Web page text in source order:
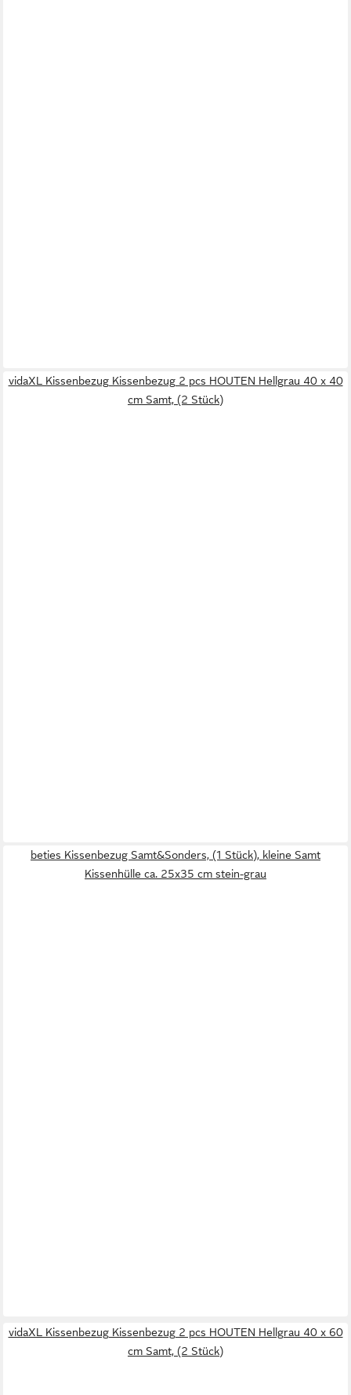
vidaXL Kissenbezug Kissenbezug 2 pcs HOUTEN Hellgrau 40 x 40
cm Samt, (2 Stück)
beties Kissenbezug Samt&Sonders, (1 Stück), kleine Samt
Kissenhülle ca. 25x35 cm stein-grau
vidaXL Kissenbezug Kissenbezug 2 pcs HOUTEN Hellgrau 40 x 60
cm Samt, (2 Stück)